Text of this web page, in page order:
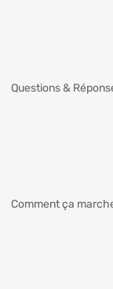
Questions &
Comment ça